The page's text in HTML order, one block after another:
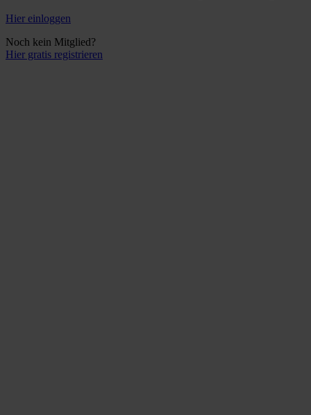
Hier einloggen
Noch kein Mitglied?
Hier gratis registrieren